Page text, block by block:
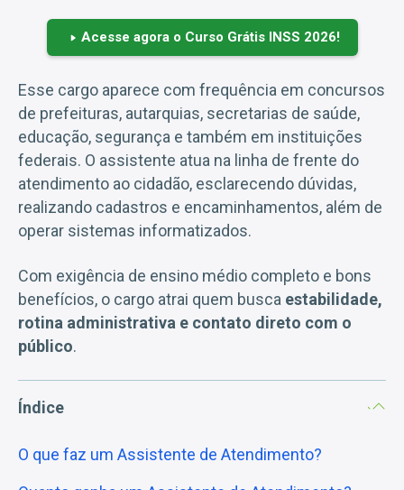
Acesse agora o Curso Grátis INSS 2026!
Esse cargo aparece com frequência em concursos
de prefeituras, autarquias, secretarias de saúde,
educação, segurança e também em instituições
federais. O assistente atua na linha de frente do
atendimento ao cidadão, esclarecendo dúvidas,
realizando cadastros e encaminhamentos, além de
operar sistemas informatizados.
Com exigência de ensino médio completo e bons
benefícios, o cargo atrai quem busca estabilidade,
rotina administrativa e contato direto com o
público.
Índice
O que faz um Assistente de Atendimento?